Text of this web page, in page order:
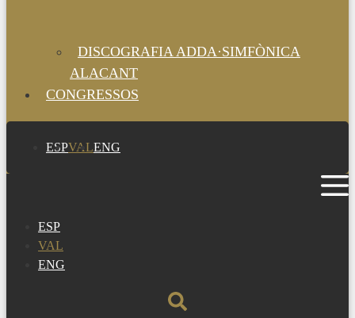
DISCOGRAFIA ADDA·SIMFÒNICA
ALACANT
CONGRESSOS
ESPVALENG
ESP
VAL
ENG